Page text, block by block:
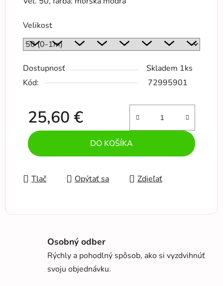
Velikost
Dostupnosť
Skladem 1ks
Kód:
72995901
25,60 €
Jednotková cena:
DO KOŠÍKA
Tlač Opýtať sa Zdieľať
Osobný odber
Rýchly a pohodlný spôsob, ako si vyzdvihnúť
svoju objednávku.